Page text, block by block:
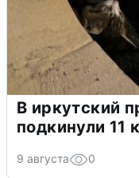
В иркутский
подкинули 11
9 августа 0